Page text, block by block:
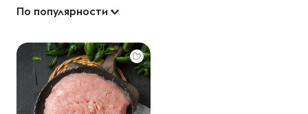
По популярности